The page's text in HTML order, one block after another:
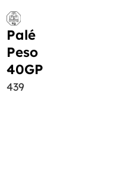
Palé
Peso
40GP
439